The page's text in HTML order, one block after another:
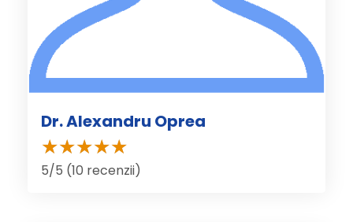
Dr. Alexandru Oprea
5/5 (10 recenzii)